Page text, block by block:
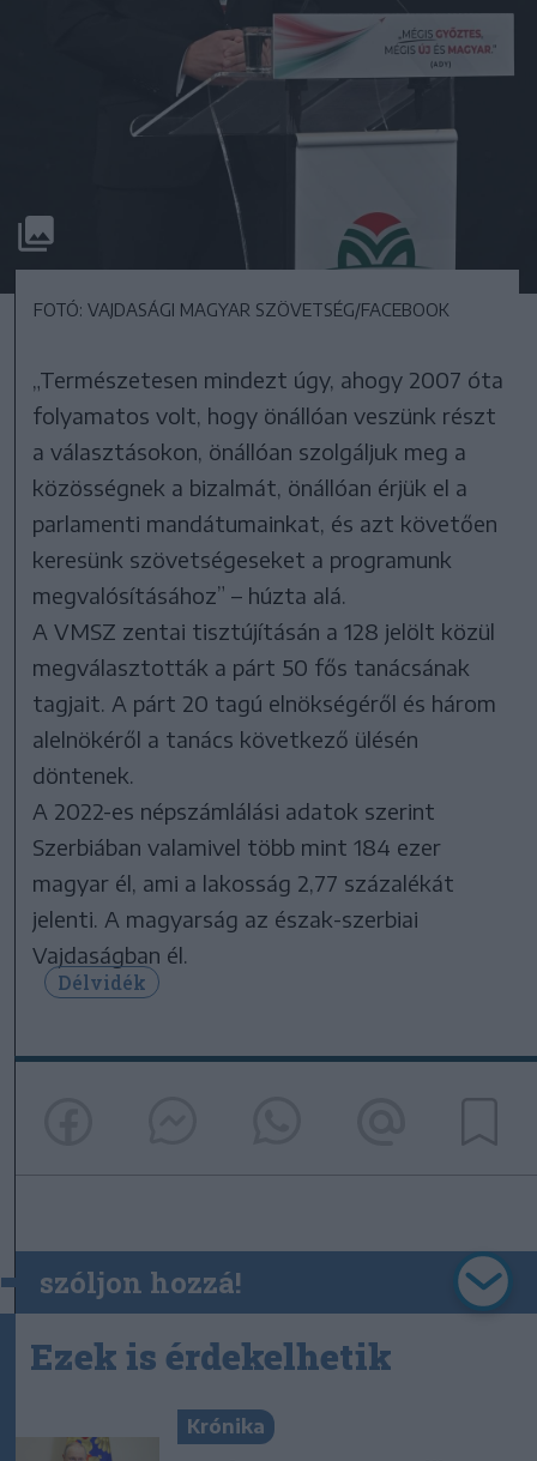
FOTÓ: VAJDASÁGI MAGYAR SZÖVETSÉG/FACEBOOK
„Természetesen mindezt úgy, ahogy 2007 óta
folyamatos volt, hogy önállóan veszünk részt
a választásokon, önállóan szolgáljuk meg a
közösségnek a bizalmát, önállóan érjük el a
parlamenti mandátumainkat, és azt követően
keresünk szövetségeseket a programunk
megvalósításához” – húzta alá.
A VMSZ zentai tisztújításán a 128 jelölt közül
megválasztották a párt 50 fős tanácsának
tagjait. A párt 20 tagú elnökségéről és három
alelnökéről a tanács következő ülésén
döntenek.
A 2022-es népszámlálási adatok szerint
Szerbiában valamivel több mint 184 ezer
magyar él, ami a lakosság 2,77 százalékát
jelenti. A magyarság az észak-szerbiai
Vajdaságban él.
Délvidék
szóljon hozzá!
Ezek is érdekelhetik
Krónika